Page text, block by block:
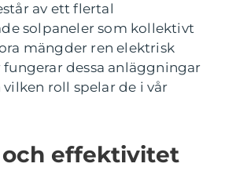
av ett flertal
solpaneler som kollektivt
mängder ren elektrisk
fungerar dessa anläggningar
roll spelar de i vår
och effektivitet